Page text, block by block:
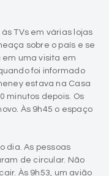
TVs em várias lojas
sobre o país e se
uma visita em
foi informado
estava na Casa
minutos depois. Os
Às 9h45 o espaço
dia. As pessoas
de circular. Não
Às 9h53, um avião